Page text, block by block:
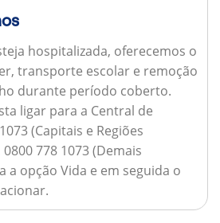
hospitalizada, oferecemos o
transporte escolar e remoção
durante período coberto.
ligar para a Central de
(Capitais e Regiões
778 1073 (Demais
a opção Vida e em seguida o